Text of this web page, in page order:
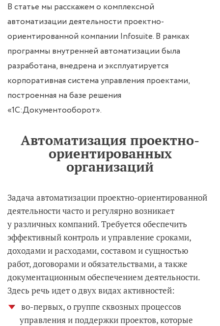
В статье мы расскажем о комплексной
автоматизации деятельности проектно-
ориентированной компании Infosuite. В рамках
программы внутренней автоматизации была
разработана, внедрена и эксплуатируется
корпоративная система управления проектами,
построенная на базе решения
«1С:Документооборот».
Автоматизация проектно-
ориентированных
организаций
Задача автоматизации проектно-ориентированной
деятельности часто и регулярно возникает
у различных компаний. Требуется обеспечить
эффективный контроль и управление сроками,
доходами и расходами, составом и сущностью
работ, договорами и обязательствами, а также
документационным обеспечением деятельности.
Здесь речь идет о двух видах активностей:
во-первых, о группе сквозных процессов
управления и поддержки проектов, которые